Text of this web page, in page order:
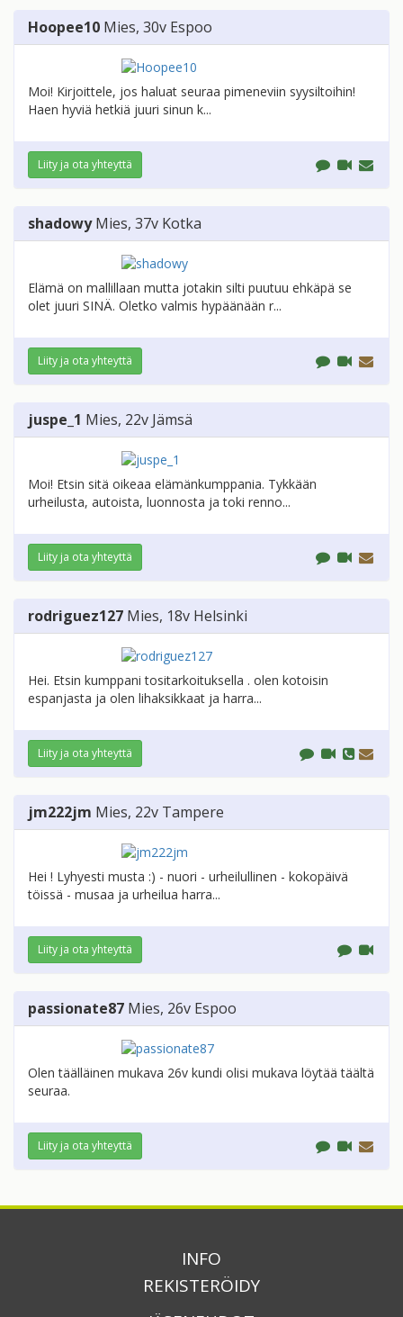
Hoopee10 Mies, 30v Espoo
Moi! Kirjoittele, jos haluat seuraa pimeneviin syysiltoihin!
Haen hyviä hetkiä juuri sinun k...
Liity ja ota yhteyttä
shadowy Mies, 37v Kotka
Elämä on mallillaan mutta jotakin silti puutuu ehkäpä se
olet juuri SINÄ. Oletko valmis hypäänään r...
Liity ja ota yhteyttä
juspe_1 Mies, 22v Jämsä
Moi! Etsin sitä oikeaa elämänkumppania. Tykkään
urheilusta, autoista, luonnosta ja toki renno...
Liity ja ota yhteyttä
rodriguez127 Mies, 18v Helsinki
Hei. Etsin kumppani tositarkoituksella . olen kotoisin
espanjasta ja olen lihaksikkaat ja harra...
Liity ja ota yhteyttä
jm222jm Mies, 22v Tampere
Hei ! Lyhyesti musta :) - nuori - urheilullinen - kokopäivä
töissä - musaa ja urheilua harra...
Liity ja ota yhteyttä
passionate87 Mies, 26v Espoo
Olen täälläinen mukava 26v kundi olisi mukava löytää täältä
seuraa.
Liity ja ota yhteyttä
INFO
REKISTERÖIDY